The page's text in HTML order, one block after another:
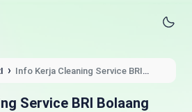
› Info Kerja Cleaning Service BRI
Service BRI Bolaang